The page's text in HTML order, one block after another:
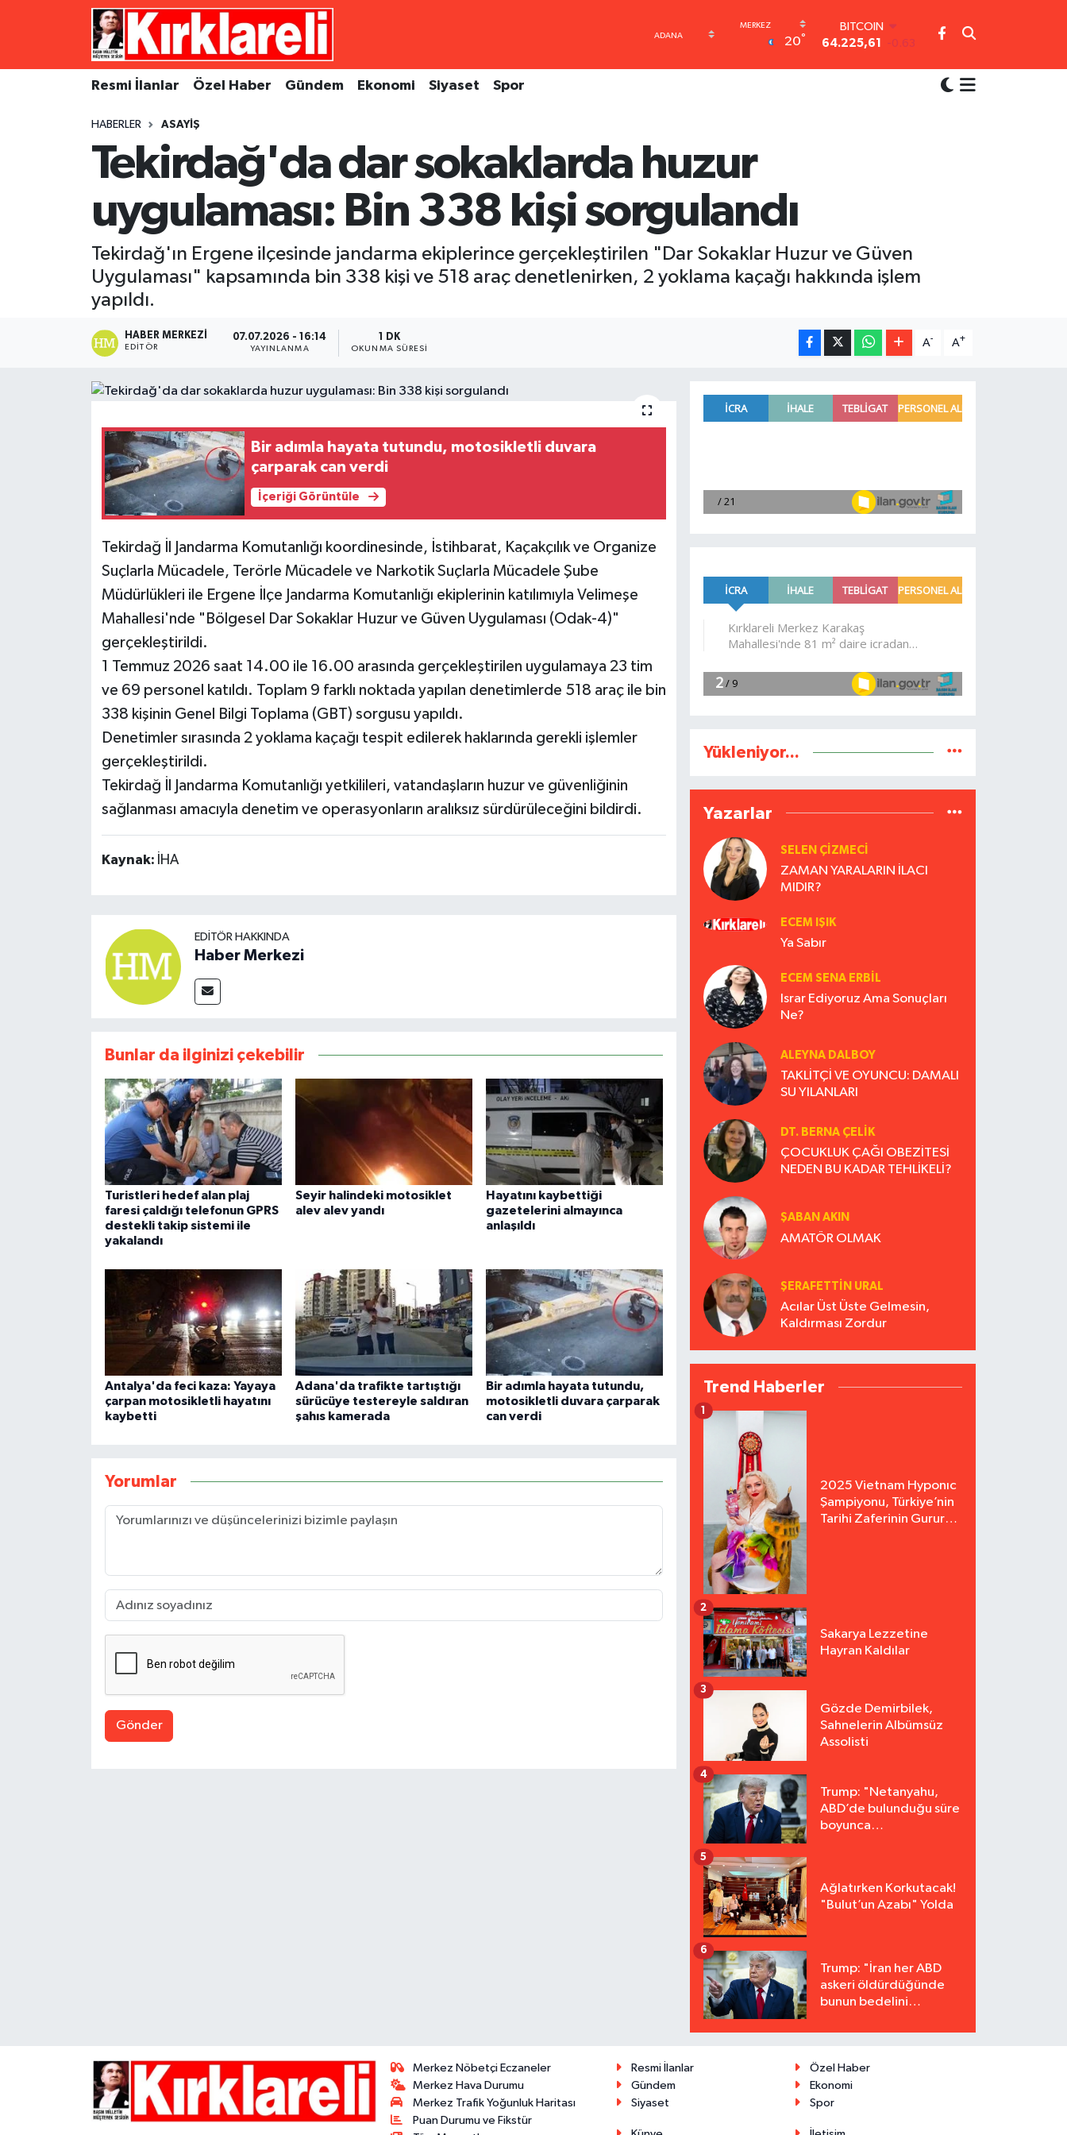
20°
BITCOIN
64.225,61
-0.63
Resmi İlanlar Özel Haber Gündem Ekonomi Siyaset Spor
HABERLER ASAYIŞ
Tekirdağ'da dar sokaklarda huzur
uygulaması: Bin 338 kişi sorgulandı
Tekirdağ'ın Ergene ilçesinde jandarma ekiplerince gerçekleştirilen "Dar Sokaklar Huzur ve Güven
Uygulaması" kapsamında bin 338 kişi ve 518 araç denetlenirken, 2 yoklama kaçağı hakkında işlem
yapıldı.
HABER MERKEZI
EDITÖR
07.07.2026 - 16:14
YAYINLANMA
1 DK
OKUNMA SÜRESI
A- A+
Bir adımla hayata tutundu, motosikletli duvara
çarparak can verdi
İçeriği Görüntüle
Tekirdağ İl Jandarma Komutanlığı koordinesinde, İstihbarat, Kaçakçılık ve Organize
Suçlarla Mücadele, Terörle Mücadele ve Narkotik Suçlarla Mücadele Şube
Müdürlükleri ile Ergene İlçe Jandarma Komutanlığı ekiplerinin katılımıyla Velimeşe
Mahallesi'nde "Bölgesel Dar Sokaklar Huzur ve Güven Uygulaması (Odak-4)"
gerçekleştirildi.
1 Temmuz 2026 saat 14.00 ile 16.00 arasında gerçekleştirilen uygulamaya 23 tim
ve 69 personel katıldı. Toplam 9 farklı noktada yapılan denetimlerde 518 araç ile bin
338 kişinin Genel Bilgi Toplama (GBT) sorgusu yapıldı.
Denetimler sırasında 2 yoklama kaçağı tespit edilerek haklarında gerekli işlemler
gerçekleştirildi.
Tekirdağ İl Jandarma Komutanlığı yetkilileri, vatandaşların huzur ve güvenliğinin
sağlanması amacıyla denetim ve operasyonların aralıksız sürdürüleceğini bildirdi.
Kaynak: İHA
EDITÖR HAKKINDA
Haber Merkezi
Bunlar da ilginizi çekebilir
Turistleri hedef alan plaj
faresi çaldığı telefonun GPRS
destekli takip sistemi ile
yakalandı
Seyir halindeki motosiklet
alev alev yandı
Hayatını kaybettiği
gazetelerini almayınca
anlaşıldı
Antalya'da feci kaza: Yayaya
çarpan motosikletli hayatını
kaybetti
Adana'da trafikte tartıştığı
sürücüye testereyle saldıran
şahıs kamerada
Bir adımla hayata tutundu,
motosikletli duvara çarparak
can verdi
Yorumlar
Gönder
Yükleniyor...
Yazarlar
SELEN ÇİZMECİ
ZAMAN YARALARIN İLACI
MIDIR?
ECEM IŞIK
Ya Sabır
ECEM SENA ERBIL
Israr Ediyoruz Ama Sonuçları
Ne?
ALEYNA DALBOY
TAKLİTÇİ VE OYUNCU: DAMALI
SU YILANLARI
DT. BERNA ÇELIK
ÇOCUKLUK ÇAĞI OBEZİTESİ
NEDEN BU KADAR TEHLİKELİ?
ŞABAN AKIN
AMATÖR OLMAK
ŞERAFETTIN URAL
Acılar Üst Üste Gelmesin,
Kaldırması Zordur
Trend Haberler
2025 Vietnam Hyponıc
Şampiyonu, Türkiye’nin
Tarihi Zaferinin Gururu
1
Sakarya Lezzetine
Hayran Kaldılar
2
Gözde Demirbilek,
Sahnelerin Albümsüz
Assolisti
3
Trump: "Netanyahu,
ABD’de bulunduğu süre
boyunca
4
Ağlatırken Korkutacak!
"Bulut’un Azabı" Yolda
5
Trump: "İran her ABD
askeri öldürdüğünde
bunun bedelini
6
Merkez Nöbetçi Eczaneler
Merkez Hava Durumu
Merkez Trafik Yoğunluk Haritası
Puan Durumu ve Fikstür
Resmi İlanlar
Özel Haber
Gündem
Ekonomi
Siyaset
Spor
Resmi İlanlar
Kültür Sanat
Magazin
Merkez Nöbetçi Eczaneler
Merkez Trafik Yoğunluk Haritası
Süper Lig Puan Durumu ve Fikstür
Tüm Manşetler
Son Dakika Haberleri
Haber Arşivi